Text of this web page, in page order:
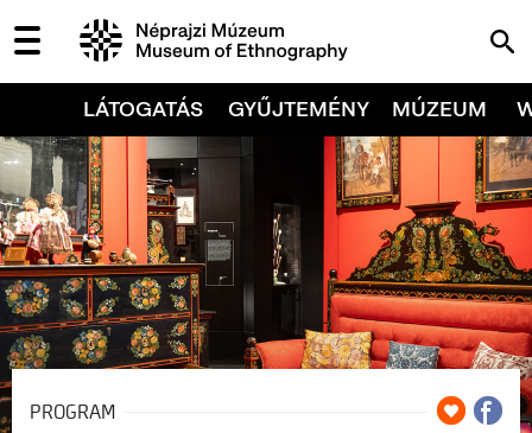
LÁTOGATÁS GYŰJTEMÉNY MÚZEUM
PROGRAM